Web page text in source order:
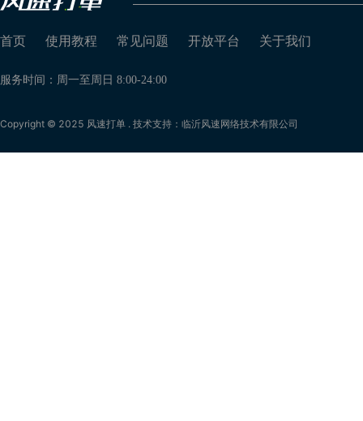
首页 使用教程 常见问题 开放平台 关于我们
服务时间：周一至周日 8:00-24:00
Copyright © 2025 风速打单 . 技术支持：临沂风速网络技术有限公司